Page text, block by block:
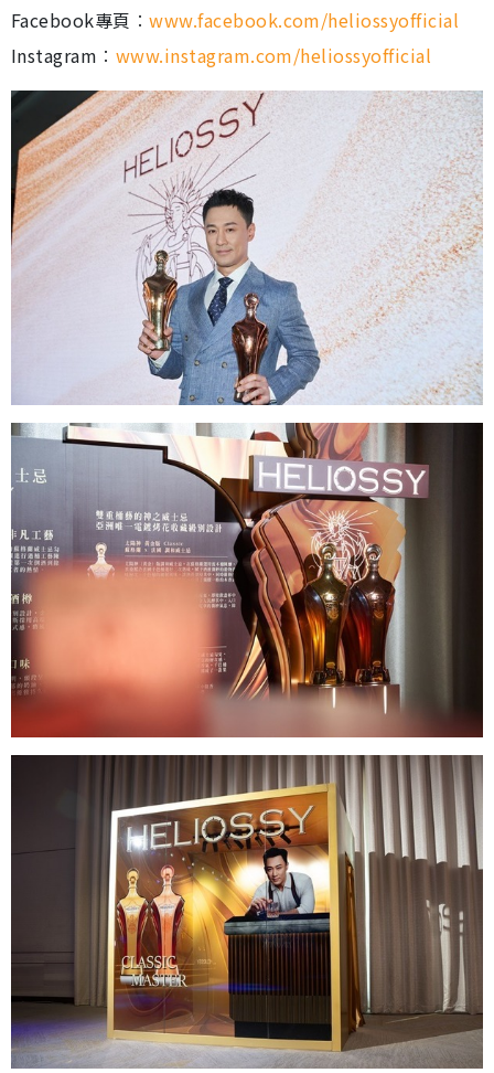
Facebook專頁︰www.facebook.com/heliossyofficial
Instagram︰ www.instagram.com/heliossyofficial